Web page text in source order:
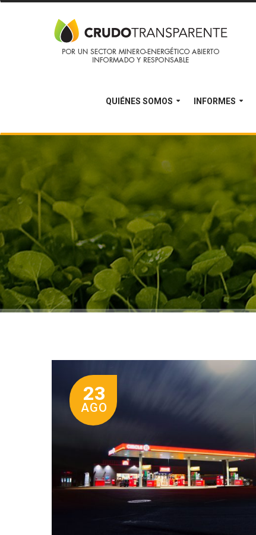
QUIÉNES SOMOS INFORMES
23
AGO